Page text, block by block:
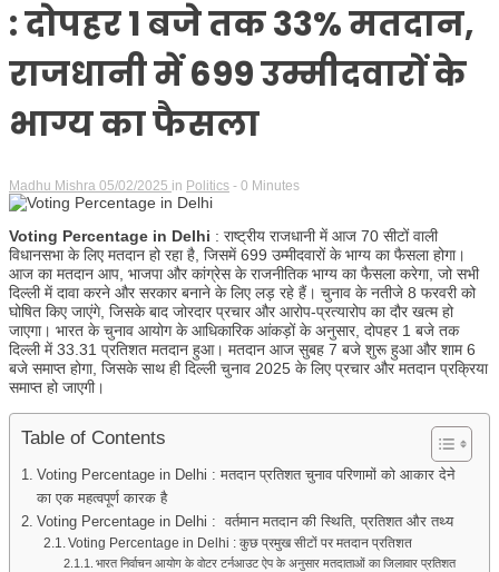
: दोपहर 1 बजे तक 33% मतदान,
राजधानी में 699 उम्मीदवारों के
भाग्य का फैसला
Madhu Mishra 05/02/2025 in Politics - 0 Minutes
Voting Percentage in Delhi : राष्ट्रीय राजधानी में आज 70 सीटों वाली
विधानसभा के लिए मतदान हो रहा है, जिसमें 699 उम्मीदवारों के भाग्य का फैसला होगा।
आज का मतदान आप, भाजपा और कांग्रेस के राजनीतिक भाग्य का फैसला करेगा, जो सभी
दिल्ली में दावा करने और सरकार बनाने के लिए लड़ रहे हैं। चुनाव के नतीजे 8 फरवरी को
घोषित किए जाएंगे, जिसके बाद जोरदार प्रचार और आरोप-प्रत्यारोप का दौर खत्म हो
जाएगा। भारत के चुनाव आयोग के आधिकारिक आंकड़ों के अनुसार, दोपहर 1 बजे तक
दिल्ली में 33.31 प्रतिशत मतदान हुआ। मतदान आज सुबह 7 बजे शुरू हुआ और शाम 6
बजे समाप्त होगा, जिसके साथ ही दिल्ली चुनाव 2025 के लिए प्रचार और मतदान प्रक्रिया
समाप्त हो जाएगी।
Table of Contents
Voting Percentage in Delhi : मतदान प्रतिशत चुनाव परिणामों को आकार देने
का एक महत्वपूर्ण कारक है
Voting Percentage in Delhi : वर्तमान मतदान की स्थिति, प्रतिशत और तथ्य
Voting Percentage in Delhi : कुछ प्रमुख सीटों पर मतदान प्रतिशत
भारत निर्वाचन आयोग के वोटर टर्नआउट ऐप के अनुसार मतदाताओं का जिलावार प्रतिशत